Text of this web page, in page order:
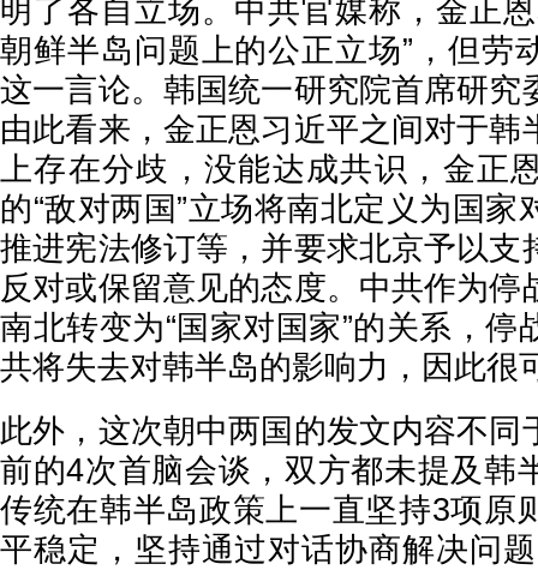
明了各自立场。中共官媒称，金正
朝鲜半岛问题上的公正立场”，但劳
这一言论。韩国统一研究院首席研究
由此看来，金正恩习近平之间对于韩
上存在分歧，没能达成共识，金正
的“敌对两国”立场将南北定义为国家
推进宪法修订等，并要求北京予以支
反对或保留意见的态度。中共作为停
南北转变为“国家对国家”的关系，停
共将失去对韩半岛的影响力，因此很
此外，这次朝中两国的发文内容不同
前的4次首脑会谈，双方都未提及韩
传统在韩半岛政策上一直坚持3项原
平稳定，坚持通过对话协商解决问